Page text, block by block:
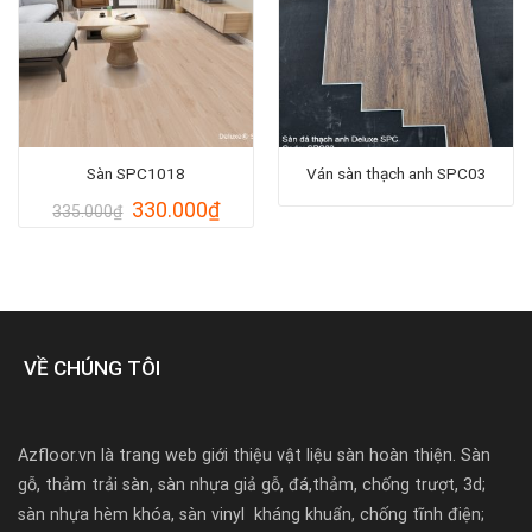
1. Tổng Quan Về Sàn Nhựa Hèm Khóa Đế Cao
1.1. Cấu tạo đột phá
(Stone Plastic Composite – SPC) thế hệ mới. Khác với
các dòng sàn cũ, dòng sản phẩm này được cấu tạo từ 5-
6 lớp chuyên biệt:
Sàn SPC1018
335.000₫ Giá
330.000₫Giá
hiện
Ván sàn thạch anh SPC03
VỀ CHÚNG TÔI
Azfloor.vn là trang web giới thiệu vật liệu sàn hoàn thiện. Sàn
gỗ, thảm trải sàn, sàn nhựa giả gỗ, đá,thảm, chống trượt, 3d;
sàn nhựa hèm khóa, sàn vinyl kháng khuẩn, chống tĩnh điện;